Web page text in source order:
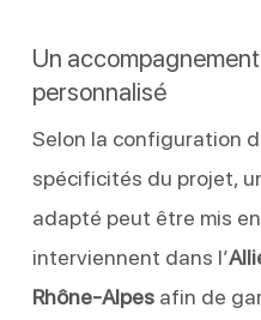
Un
personnalisé
Selon la configuration
spécificités du projet,
adapté peut être mis
interviennent dans l’
Rhône-Alpesafin de